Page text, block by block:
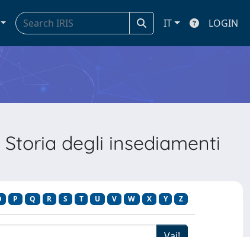
IT LOGIN
Storia degli insediamenti
P Q R S T U V W X Y Z